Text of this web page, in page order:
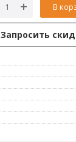
В
Запросить